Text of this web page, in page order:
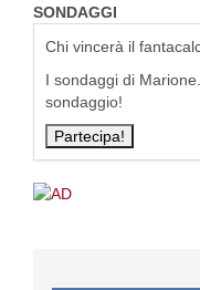
SONDAGGI
Chi vincerà il
I sondaggi di
sondaggio!